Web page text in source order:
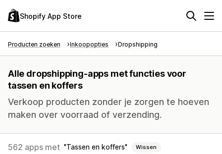
Shopify App Store
Producten zoeken Inkoopopties Dropshipping
Alle dropshipping-apps met functies voor
tassen en koffers
Verkoop producten zonder je zorgen te hoeven
maken over voorraad of verzending.
562 apps met Tassen en koffers Wissen